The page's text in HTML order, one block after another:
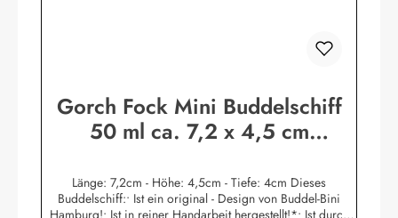
Gorch Fock Mini Buddelschiff
50 ml ca. 7,2 x 4,5 cm
Länge: 7,2cm - Höhe: 4,5cm - Tiefe: 4cm Dieses
Buddelschiff:• Ist ein original - Design von Buddel-Bini